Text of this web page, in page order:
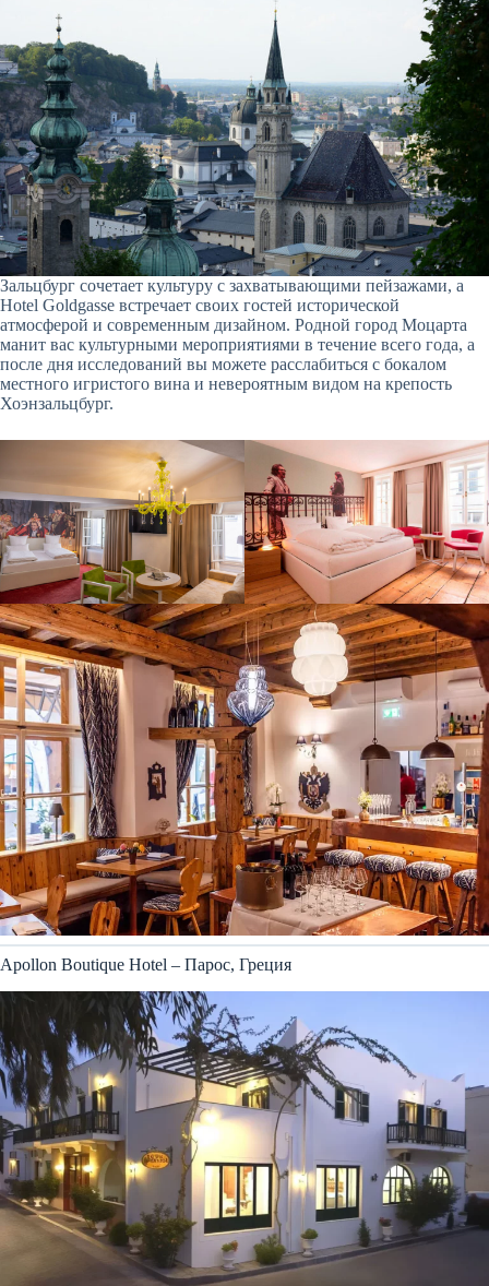
Зальцбург сочетает культуру с захватывающими пейзажами, а
Hotel Goldgasse встречает своих гостей исторической
атмосферой и современным дизайном. Родной город Моцарта
манит вас культурными мероприятиями в течение всего года, а
после дня исследований вы можете расслабиться с бокалом
местного игристого вина и невероятным видом на крепость
Хоэнзальцбург.
Apollon Boutique Hotel – Парос, Греция